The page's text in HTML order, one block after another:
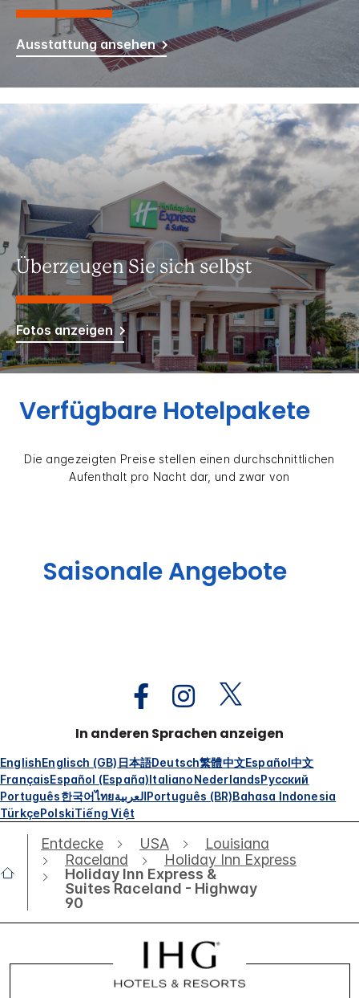
Ausstattung ansehen
Überzeugen Sie sich selbst
Fotos anzeigen
Verfügbare Hotelpakete
Die angezeigten Preise stellen einen durchschnittlichen
Aufenthalt pro Nacht dar, und zwar von
Saisonale Angebote
In anderen Sprachen anzeigen
EnglishEnglisch (GB) 日本語Deutsch繁體中文Español中文
FrançaisEspañol (España)ItalianoNederlandsРусский
Português한국어ไทยالعربيةPortuguês (BR)Bahasa Indonesia
TürkçePolskiTiếng Việt
Entdecke USA
Louisiana
Raceland
Holiday Inn Express
Holiday Inn Express &
Suites Raceland - Highway
90